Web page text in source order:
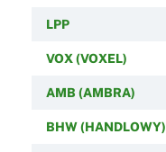
LPP
VOX (VOXEL)
AMB (AMBRA)
BHW (HANDLOWY)